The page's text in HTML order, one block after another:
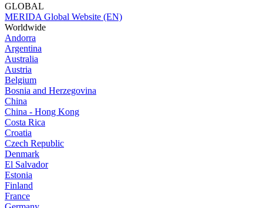
GLOBAL
MERIDA Global Website (EN)
Worldwide
Andorra
Argentina
Australia
Austria
Belgium
Bosnia and Herzegovina
China
China - Hong Kong
Costa Rica
Croatia
Czech Republic
Denmark
El Salvador
Estonia
Finland
France